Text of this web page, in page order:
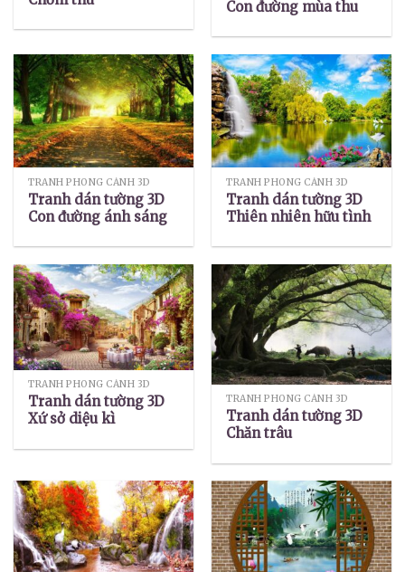
Con đường mùa thu
TRANH PHONG CẢNH 3D
Tranh dán tường 3D
Con đường ánh sáng
TRANH PHONG CẢNH 3D
Tranh dán tường 3D
Thiên nhiên hữu tình
TRANH PHONG CẢNH 3D
Tranh dán tường 3D
Xứ sở diệu kì
TRANH PHONG CẢNH 3D
Tranh dán tường 3D
Chăn trâu